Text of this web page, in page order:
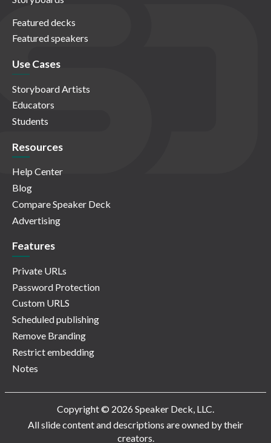
Featured decks
Featured speakers
Use Cases
Storyboard Artists
Educators
Students
Resources
Help Center
Blog
Compare Speaker Deck
Advertising
Features
Private URLs
Password Protection
Custom URLS
Scheduled publishing
Remove Branding
Restrict embedding
Notes
Copyright © 2026 Speaker Deck, LLC.
All slide content and descriptions are owned by their
creators.